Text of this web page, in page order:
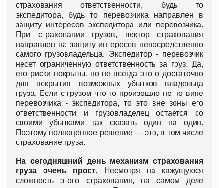
страхования ответственности, будь то
экспедитора, будь то перевозчика направлен в
защиту интересов экспедитора или перевозчика.
При страховании грузов, вектор страхования
направлен на защиту интересов непосредственно
самого грузовладельца. Экспедитор - перевозчик
несет ограниченную ответственность за груз. Да,
его риски покрыты, но не всегда этого достаточно
для покрытия возможных убытков владельца
груза. Если с грузом что-то произошло не по вине
перевозчика - экспедитора, то это вне зоны его
ответственности и грузовладелец остается со
своими убытками так сказать один на один.
Поэтому полноценное решение — это, в том числе
страхование груза.
На сегодняшний день механизм страхования
груза очень прост. Несмотря на кажущуюся
сложность этого страхования, на самом деле